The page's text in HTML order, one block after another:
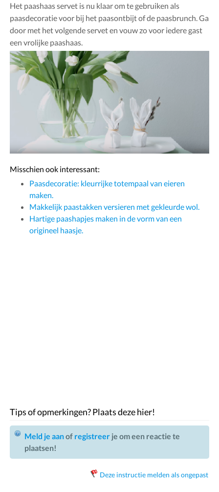
Het paashaas servet is nu klaar om te gebruiken als
paasdecoratie voor bij het paasontbijt of de paasbrunch. Ga
door met het volgende servet en vouw zo voor iedere gast
een vrolijke paashaas.
Misschien ook interessant:
Paasdecoratie: kleurrijke totempaal van eieren
maken.
Makkelijk paastakken versieren met gekleurde wol.
Hartige paashapjes maken in de vorm van een
origineel haasje.
Tips of opmerkingen? Plaats deze hier!
Meld je aanof registreer je om een reactie te
plaatsen!
Deze instructie melden als ongepast